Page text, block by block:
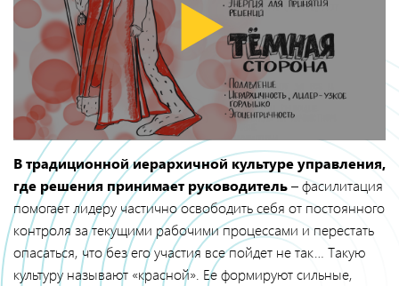
В традиционной иерархичной культуре управления,
где решения принимает руководитель– фасилитация
помогает лидеру частично освободить себя от постоянного
контроля за текущими рабочими процессами и перестать
опасаться, что без его участия все пойдет не так… Такую
культуру называют «красной». Ее формируют сильные,